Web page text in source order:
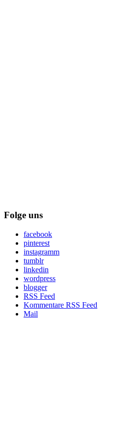
Folge uns
facebook
pinterest
instagramm
tumblr
linkedin
wordpress
blogger
RSS Feed
Kommentare RSS Feed
Mail